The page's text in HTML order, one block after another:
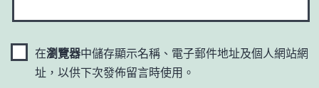
在瀏覽器中儲存顯示名稱、電子郵件地址及個人網站網
址，以供下次發佈留言時使用。